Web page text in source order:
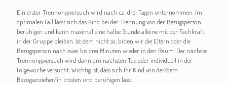
Ein erster Trennungsversuch wird nach ca. drei Tagen unternommen. Im
optimalen Fall lässt sich das Kind bei der Trennung von der Bezugsperson
beruhigen und kann maximal eine halbe Stunde alleine mit der Fachkraft
in der Gruppe bleiben. Ist dem nicht so, bitten wir die Eltern oder die
Bezugsperson nach zwei bis drei Minuten wieder in den Raum. Der nächste
Trennungsversuch wird dann am nächsten Tag oder individuell in der
Folgewoche versucht. Wichtig ist, dass sich Ihr Kind von der/dem
Bezugserzieher/in trösten und beruhigen lässt.